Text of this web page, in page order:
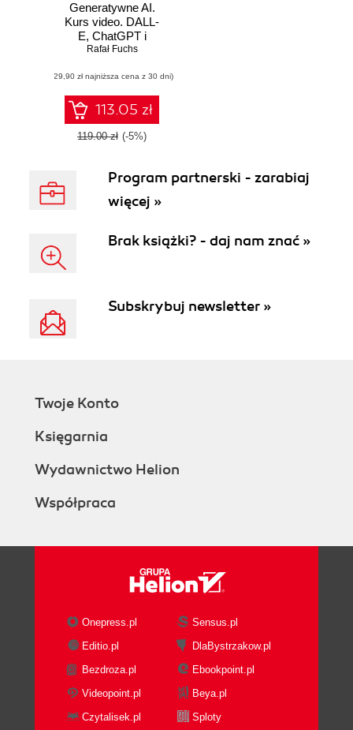
Generatywne AI.
Kurs video. DALL-
E, ChatGPT i
tworzenie
Rafał Fuchs
(29,90 zł najniższa cena z 30 dni)
113.05 zł
119.00 zł (-5%)
Program partnerski - zarabiaj
więcej »
Brak książki? - daj nam znać »
Subskrybuj newsletter »
Twoje Konto
Księgarnia
Wydawnictwo Helion
Współpraca
Onepress.pl
Sensus.pl
Editio.pl
DlaBystrzakow.pl
Bezdroza.pl
Ebookpoint.pl
Videopoint.pl
Beya.pl
Czytalisek.pl
Sploty